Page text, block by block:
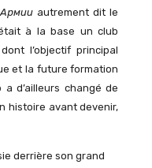
autrement dit le
à la base un club
l’objectif principal
et la future formation
d’ailleurs changé de
histoire avant devenir,
derrière son grand